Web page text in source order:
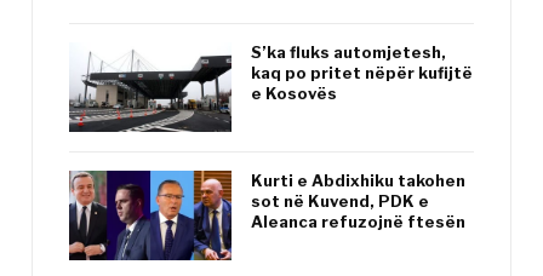
S’ka fluks automjetesh,
kaq po pritet nëpër kufijtë
e Kosovës
Kurti e Abdixhiku takohen
sot në Kuvend, PDK e
Aleanca refuzojnë ftesën